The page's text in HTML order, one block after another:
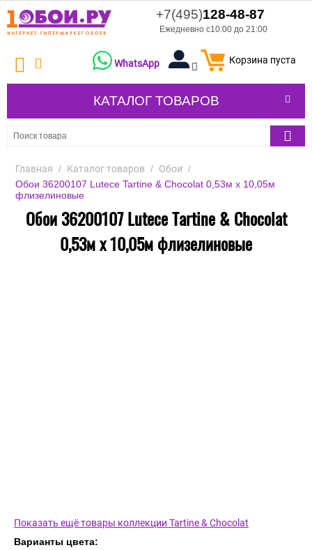
+7(495)128-48-87
Ежедневно с10:00 до 21:00
Корзина пуста
WhatsApp
КАТАЛОГ ТОВАРОВ
Главная / Каталог товаров / Обои /
Обои 36200107 Lutece Tartine & Chocolat 0,53м x 10,05м
флизелиновые
Обои 36200107 Lutece Tartine & Chocolat
0,53м x 10,05м флизелиновые
Показать ещё товары коллекции Tartine & Chocolat
Варианты цвета: